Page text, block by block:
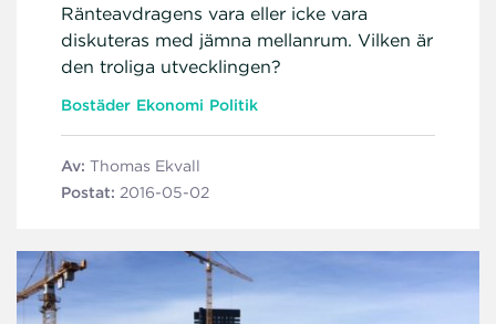
Ränteavdragens vara eller icke vara
diskuteras med jämna mellanrum. Vilken är
den troliga utvecklingen?
Bostäder Ekonomi Politik
Av: Thomas Ekvall
Postat: 2016-05-02